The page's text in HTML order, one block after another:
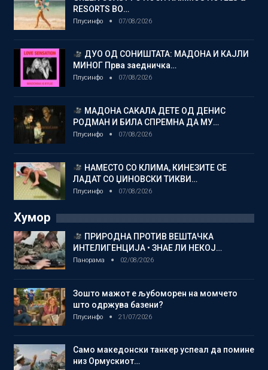
RESORTS ВО…
Плусинфо 07/08/2026
ДУО ОД СОНИШТАТА: МАДОНА И КАЈЛИ
МИНОГ Прва заедничка…
Плусинфо 07/08/2026
МАДОНА САКАЛА ДЕТЕ ОД ДЕНИС
РОДМАН И БИЛА СПРЕМНА ДА МУ…
Плусинфо 07/08/2026
НАМЕСТО СО КЛИМА, КИНЕЗИТЕ СЕ
ЛАДАТ СО ЏИНОВСКИ ТИКВИ…
Плусинфо 07/08/2026
Хумор
ПРИРОДНА ПРОТИВ ВЕШТАЧКА
ИНТЕЛИГЕНЦИЈА • ЗНАЕ ЛИ НЕКОЈ…
Панорама 02/08/2026
Зошто мажот е љубоморен на момчето
што одржува базени?
Плусинфо 21/07/2026
Само македонски танкер успеал да помине
низ Ормускиот…